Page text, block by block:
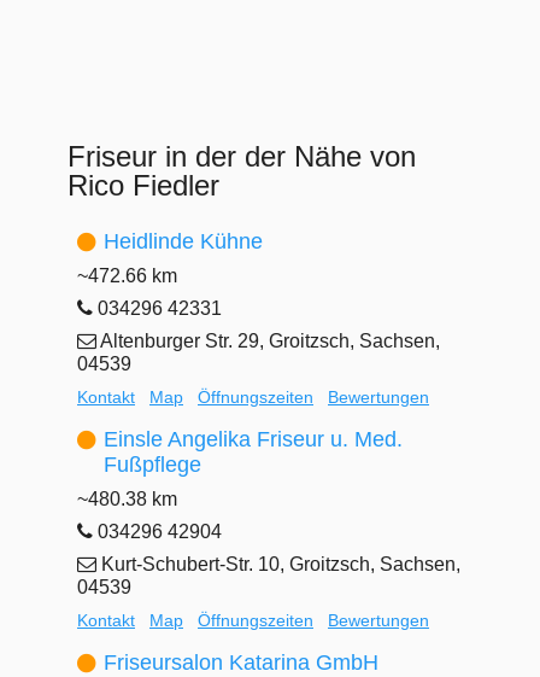
Friseur in der der Nähe von
Rico Fiedler
Heidlinde Kühne
~472.66 km
034296 42331
Altenburger Str. 29, Groitzsch, Sachsen,
04539
Kontakt Map Öffnungszeiten Bewertungen
Einsle Angelika Friseur u. Med.
Fußpflege
~480.38 km
034296 42904
Kurt-Schubert-Str. 10, Groitzsch, Sachsen,
04539
Kontakt Map Öffnungszeiten Bewertungen
Friseursalon Katarina GmbH